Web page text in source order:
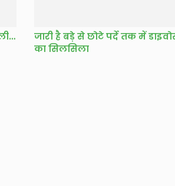
‘शकुंतला देवी’ का फर्स्ट लुक हुआ रिलीज
जारी है बड़े से छोटे पर्दे तक में
का सिलसिला